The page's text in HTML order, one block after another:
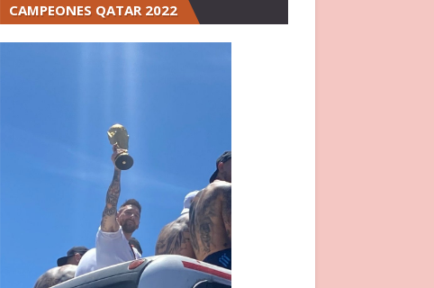
CAMPEONES QATAR 2022